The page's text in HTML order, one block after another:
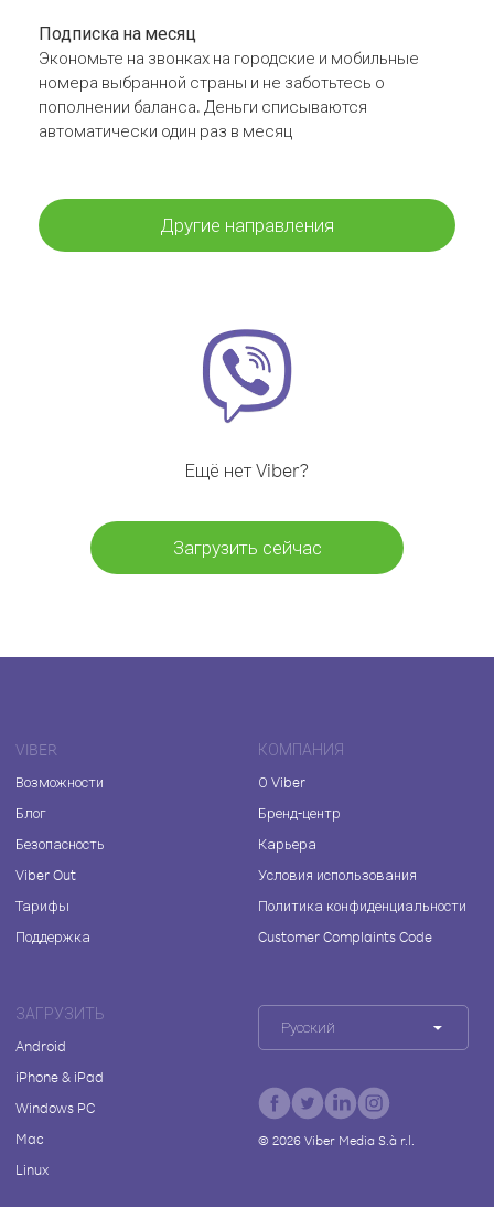
Подписка на месяц
Экономьте на звонках на городские и мобильные
номера выбранной страны и не заботьтесь о
пополнении баланса. Деньги списываются
автоматически один раз в месяц
Другие направления
Ещё нет Viber?
Загрузить сейчас
VIBER
Возможности
Блог
Безопасность
Viber Out
Тарифы
Поддержка
КОМПАНИЯ
О Viber
Бренд-центр
Карьера
Условия использования
Политика конфиденциальности
Customer Complaints Code
ЗАГРУЗИТЬ
Android
iPhone & iPad
Windows PC
Mac
Linux
Русский
© 2026Viber Media S.à r.l.